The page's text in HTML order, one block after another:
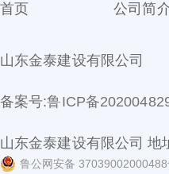
首页 公司简
山东金泰建设有限公司
备案号:鲁ICP备
山东金泰建设有限公司 地
鲁公网安备